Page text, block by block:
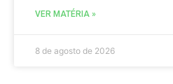
VER MATÉRIA »
8 de agosto de 2026